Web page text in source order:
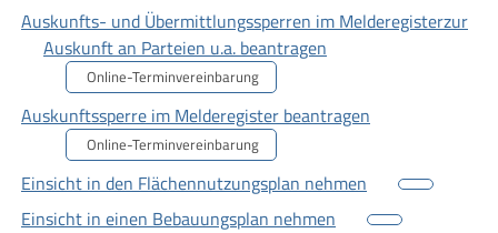
Auskunfts- und Übermittlungssperren im Melderegisterzur
Auskunft an Parteien u.a. beantragen
Online-Terminvereinbarung
Auskunftssperre im Melderegister beantragen
Online-Terminvereinbarung
Einsicht in den Flächennutzungsplan nehmen
Einsicht in einen Bebauungsplan nehmen